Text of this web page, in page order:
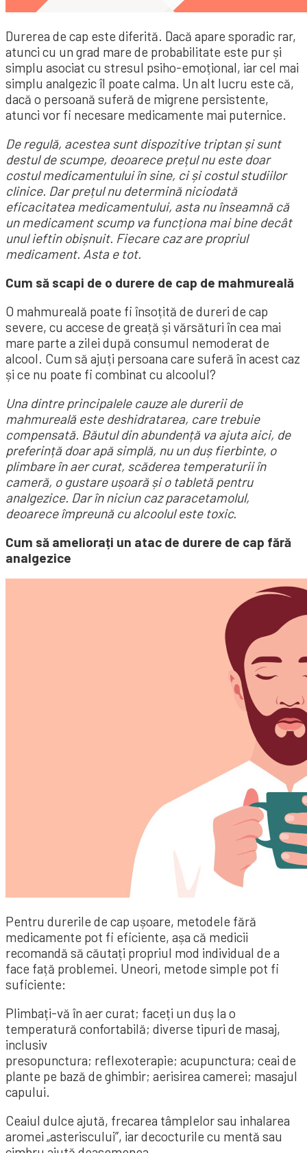
Durerea de cap este diferită. Dacă apare sporadic rar,
atunci cu un grad mare de probabilitate este pur și
simplu asociat cu stresul psiho-emoțional, iar cel mai
simplu analgezic îl poate calma. Un alt lucru este că,
dacă o persoană suferă de migrene persistente,
atunci vor fi necesare medicamente mai puternice.
De regulă, acestea sunt dispozitive triptan și sunt
destul de scumpe, deoarece prețul nu este doar
costul medicamentului în sine, ci și costul studiilor
clinice. Dar prețul nu determină niciodată
eficacitatea medicamentului, asta nu înseamnă că
un medicament scump va funcționa mai bine decât
unul ieftin obișnuit. Fiecare caz are propriul
medicament. Asta e tot.
Cum să scapi de o durere de cap de mahmureală
O mahmureală poate fi însoțită de dureri de cap
severe, cu accese de greață și vărsături în cea mai
mare parte a zilei după consumul nemoderat de
alcool. Cum să ajuți persoana care suferă în acest caz
și ce nu poate fi combinat cu alcoolul?
Una dintre principalele cauze ale durerii de
mahmureală este deshidratarea, care trebuie
compensată. Băutul din abundență va ajuta aici, de
preferință doar apă simplă, nu un duș fierbinte, o
plimbare în aer curat, scăderea temperaturii în
cameră, o gustare ușoară și o tabletă pentru
analgezice. Dar în niciun caz paracetamolul,
deoarece împreună cu alcoolul este toxic.
Cum să ameliorați un atac de durere de cap fără
analgezice
Pentru durerile de cap ușoare, metodele fără
medicamente pot fi eficiente, așa că medicii
recomandă să căutați propriul mod individual de a
face față problemei. Uneori, metode simple pot fi
suficiente:
Plimbați-vă în aer curat; faceți un duș la o
temperatură confortabilă; diverse tipuri de masaj,
inclusiv
presopunctura; reflexoterapie; acupunctura; ceai de
plante pe bază de ghimbir; aerisirea camerei; masajul
capului.
Ceaiul dulce ajută, frecarea tâmplelor sau inhalarea
aromei „asteriscului”, iar decocturile cu mentă sau